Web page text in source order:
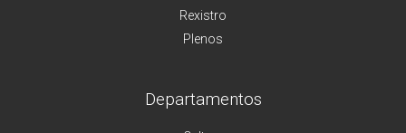
Rexistro
Plenos
Departamentos